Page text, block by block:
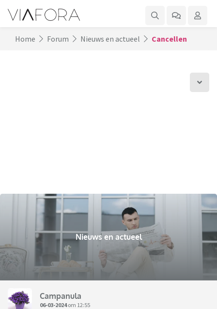
Home Forum Nieuws en actueel Cancellen
Nieuws en actueel
Campanula
06-03-2024om 12:55